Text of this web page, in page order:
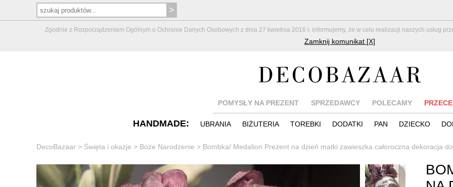
Zgodnie z Rozporządzeniem Ogólnym o Ochronie Danych Osobowych z dnia 27 kwietnia 2016 r. informujemy, że w celu realizacji naszych usług
Zamknij komunikat [X]
POMYSŁY NA PREZENT SPRZEDAWCY POLECAMY
HANDMADE: UBRANIA BIŻUTERIA TOREBKI DODATKI PAN DZIECKO
DecoBazaar > Święta i okazje > Boże Narodzenie > Bombka/ Medalion Prezent na dzień matki zawieszka całoroczna dekoracja